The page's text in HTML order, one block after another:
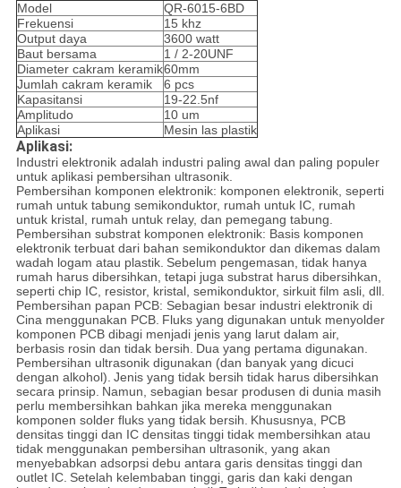
Model
QR-6015-6BD
Frekuensi
15 khz
Output daya
3600 watt
Baut bersama
1 / 2-20UNF
Diameter cakram keramik60mm
Jumlah cakram keramik
6 pcs
Kapasitansi
19-22.5nf
Amplitudo
10 um
Aplikasi
Mesin las plastik
Aplikasi:
Industri elektronik adalah industri paling awal dan paling populer
untuk aplikasi pembersihan ultrasonik.
Pembersihan komponen elektronik: komponen elektronik, seperti
rumah untuk tabung semikonduktor, rumah untuk IC, rumah
untuk kristal, rumah untuk relay, dan pemegang tabung.
Pembersihan substrat komponen elektronik: Basis komponen
elektronik terbuat dari bahan semikonduktor dan dikemas dalam
wadah logam atau plastik. Sebelum pengemasan, tidak hanya
rumah harus dibersihkan, tetapi juga substrat harus dibersihkan,
seperti chip IC, resistor, kristal, semikonduktor, sirkuit film asli, dll.
Pembersihan papan PCB: Sebagian besar industri elektronik di
Cina menggunakan PCB. Fluks yang digunakan untuk menyolder
komponen PCB dibagi menjadi jenis yang larut dalam air,
berbasis rosin dan tidak bersih. Dua yang pertama digunakan.
Pembersihan ultrasonik digunakan (dan banyak yang dicuci
dengan alkohol). Jenis yang tidak bersih tidak harus dibersihkan
secara prinsip. Namun, sebagian besar produsen di dunia masih
perlu membersihkan bahkan jika mereka menggunakan
komponen solder fluks yang tidak bersih. Khususnya, PCB
densitas tinggi dan IC densitas tinggi tidak membersihkan atau
tidak menggunakan pembersihan ultrasonik, yang akan
menyebabkan adsorpsi debu antara garis densitas tinggi dan
outlet IC. Setelah kelembaban tinggi, garis dan kaki dengan